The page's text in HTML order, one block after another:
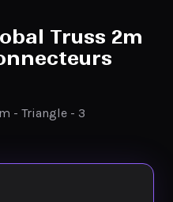
Truss 2m
- Triangle - 3